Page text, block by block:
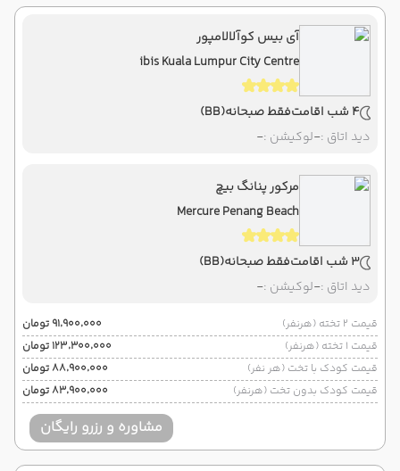
آی بیس کوآلالامپور
ibis Kuala Lumpur City Centre
4 شب اقامت فقط صبحانه(BB)
دید اتاق :-لوکیشن :-
مرکور پنانگ بیچ
Mercure Penang Beach
3 شب اقامت فقط صبحانه(BB)
دید اتاق :-لوکیشن :-
قیمت 2 تخته (هرنفر)
۹۱٬۹۰۰٬۰۰۰ تومان
قیمت 1 تخته (هرنفر)
۱۲۳٬۳۰۰٬۰۰۰ تومان
قیمت کودک با تخت (هر نفر)
۸۸٬۹۰۰٬۰۰۰ تومان
قیمت کودک بدون تخت (هرنفر)
۸۳٬۹۰۰٬۰۰۰ تومان
مشاوره و رزرو رایگان